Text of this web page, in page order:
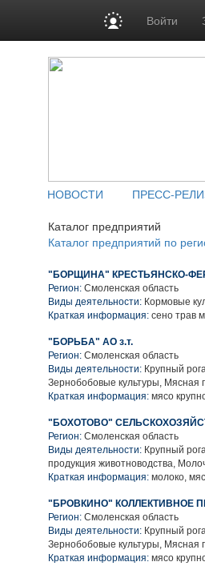
Войти
НОВОСТИ ПРЕСС-
Каталог предприятий
Каталог предприятий по
"БОРЩИНА" КРЕСТЬЯНСКО-
Регион: Смоленская область
Виды деятельности: Кормовые
Краткая информация: сено трав
"БОРЬБА" АО з.т.
Регион: Смоленская область
Виды деятельности: Крупный
Зернобобовые культуры, Мясная
Краткая информация: мясо
"БОХОТОВО"
Регион: Смоленская область
Виды деятельности: Крупный
продукция животноводства,
Краткая информация: молоко,
"БРОВКИНО" КОЛЛЕКТИВНОЕ
Регион: Смоленская область
Виды деятельности: Крупный
Зернобобовые культуры, Мясная
Краткая информация: мясо